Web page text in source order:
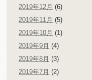
2019年12月 (6)
2019年11月 (5)
2019年10月 (1)
2019年9月 (4)
2019年8月 (3)
2019年7月 (2)